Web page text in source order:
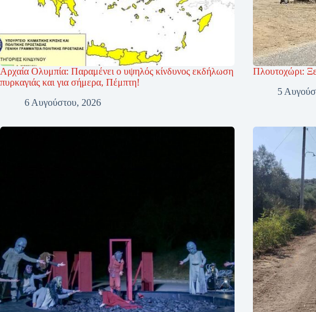
Αρχαία Ολυμπία: Παραμένει ο υψηλός κίνδυνος εκδήλωση
πυρκαγιάς και για σήμερα, Πέμπτη!
6 Αυγούστου, 2026
Πλουτοχώρι:
5